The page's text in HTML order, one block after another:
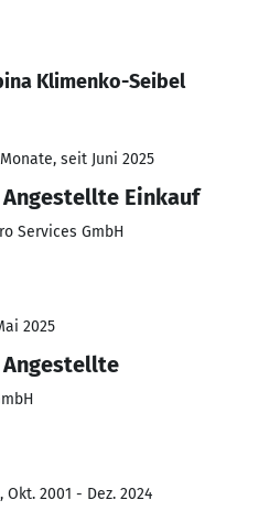
Klimenko-Seibel
seit Juni 2025
Einkauf
Services GmbH
2025
2001 - Dez. 2024